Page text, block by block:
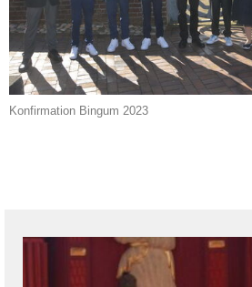
Konfirmation Bingum 2023